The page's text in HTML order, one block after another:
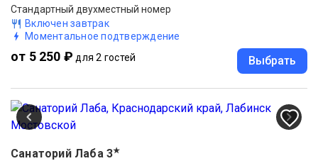
Стандартный двухместный номер
Включен завтрак
Моментальное подтверждение
от 5 250 ₽ для 2 гостей Выбрать
Санаторий Лаба 3★